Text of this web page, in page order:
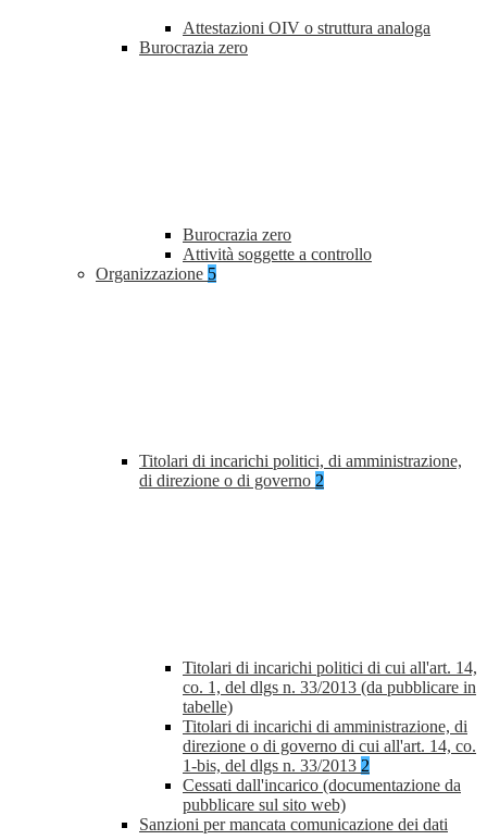
Attestazioni OIV o struttura analoga
Burocrazia zero
Burocrazia zero
Attività soggette a controllo
Organizzazione 5
Titolari di incarichi politici, di amministrazione,
di direzione o di governo 2
Titolari di incarichi politici di cui all'art. 14,
co. 1, del dlgs n. 33/2013 (da pubblicare in
tabelle)
Titolari di incarichi di amministrazione, di
direzione o di governo di cui all'art. 14, co.
1-bis, del dlgs n. 33/2013 2
Cessati dall'incarico (documentazione da
pubblicare sul sito web)
Sanzioni per mancata comunicazione dei dati